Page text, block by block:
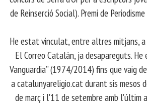
de Reinserció Social). Premi de
He estat vinculat, entre altres mitjans,
El Correo Catalán, ja desapareguts.
Vanguardia” (1974/2014) fins que vaig
a catalunyareligio.cat durant sis mesos
de març i l'11 de setembre amb l'últim